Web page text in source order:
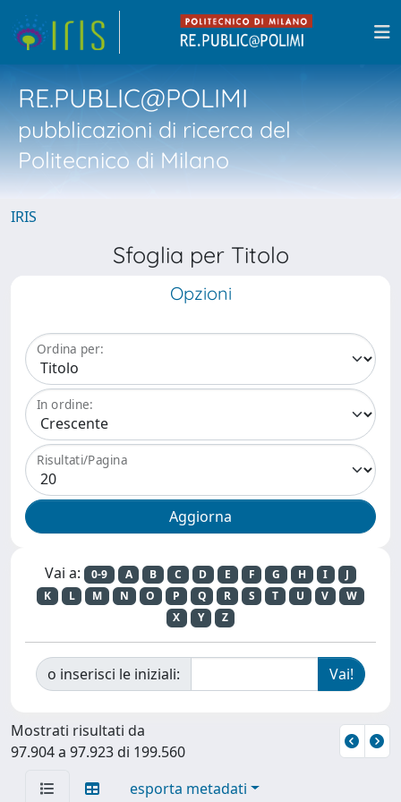
RE.PUBLIC@POLIMI
pubblicazioni di ricerca del
Politecnico di Milano
IRIS
Sfoglia per Titolo
Opzioni
Ordina per:
In ordine:
Risultati/Pagina
Vai a: 0-9 A B C D E F G H I
J
K
L M N O P Q R S T U V
W
X
Y Z
o inserisci le iniziali:
Mostrati risultati da
97.904 a 97.923 di 199.560
esporta metadati